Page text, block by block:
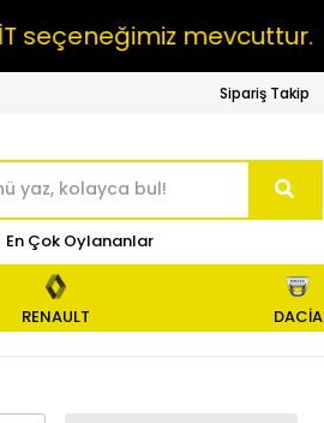
seçeneğimiz mevcuttur.
Sipariş Takip
En Çok Oylananlar
RENAULT DACİA